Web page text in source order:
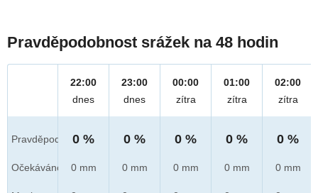
Pravděpodobnost srážek na 48 hodin
Pravděpod.
Očekáváno
22:00
dnes
0 %
0 mm
23:00
dnes
0 %
0 mm
00:00
zítra
0 %
0 mm
01:00
zítra
0 %
0 mm
02:00
zítra
0 %
0 mm